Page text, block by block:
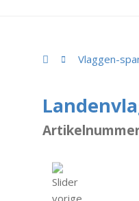
Vlaggen-